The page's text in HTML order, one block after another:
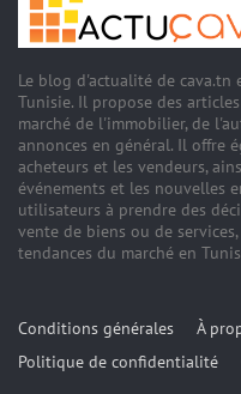
Le blog d'actualité de cava.tn
Tunisie. Il propose des
marché de l'immobilier, de
annonces en général. Il offre
acheteurs et les vendeurs,
événements et les nouvelles
utilisateurs à prendre des
vente de biens ou de
tendances du marché en
Conditions générales
À
Politique de confidentialité